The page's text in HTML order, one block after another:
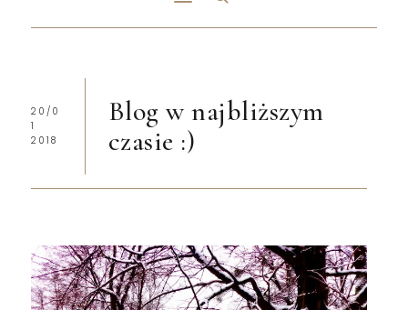
20/0
1
2018
Blog w najbliższym
czasie :)